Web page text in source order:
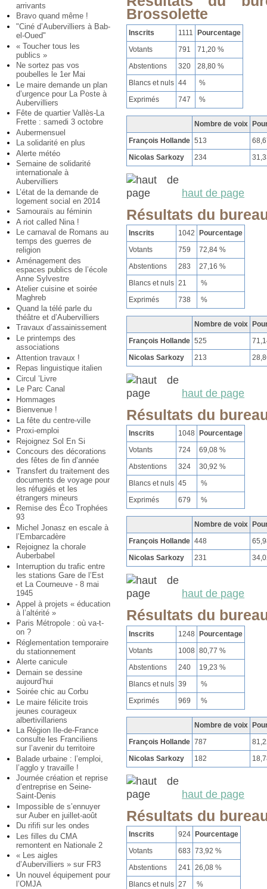
arrivants
Bravo quand même !
"Ciné d’Aubervilliers à Bab-
el-Oued"
« Toucher tous les
publics »
Ne sortez pas vos
poubelles le 1er Mai
Le maire demande un plan
d’urgence pour La Poste à
Aubervilliers
Fête de quartier Vallès-La
Frette : samedi 3 octobre
Aubermensuel
La solidarité en plus
Alerte météo
Semaine de solidarité
internationale à
Aubervilliers
L’état de la demande de
logement social en 2014
Samouraïs au féminin
A riot called Nina !
Le carnaval de Romans au
temps des guerres de
religion
Aménagement des
espaces publics de l’école
Anne Sylvestre
Atelier cuisine et soirée
Maghreb
Quand la télé parle du
théâtre et d’Aubervilliers
Travaux d’assainissement
Le printemps des
associations
Attention travaux !
Repas linguistique italien
Circul ’Livre
Le Parc Canal
Hommages
Bienvenue !
La fête du centre-ville
Proxi-emploi
Rejoignez Sol En Si
Concours des décorations
des fêtes de fin d’année
Transfert du traitement des
documents de voyage pour
les réfugiés et les
étrangers mineurs
Remise des Éco Trophées
93
Michel Jonasz en escale à
l’Embarcadère
Rejoignez la chorale
Auberbabel
Interruption du trafic entre
les stations Gare de l’Est
et La Courneuve - 8 mai
1945
Appel à projets « éducation
à l’altérité »
Paris Métropole : où va-t-
on ?
Réglementation temporaire
du stationnement
Alerte canicule
Demain se dessine
aujourd’hui
Soirée chic au Corbu
Le maire félicite trois
jeunes courageux
albertivillariens
La Région Ile-de-France
consulte les Franciliens
sur l’avenir du territoire
Balade urbaine : l’emploi,
l’agglo y travaille !
Journée création et reprise
d’entreprise en Seine-
Saint-Denis
Impossible de s’ennuyer
sur Auber en juillet-août
Du rififi sur les ondes
Les filles du CMA
remontent en Nationale 2
« Les aigles
d’Aubervilliers » sur FR3
Un nouvel équipement pour
l’OMJA
Brossolette
Inscrits 1111
Pourcentage
Votants
791
71,20 %
Abstentions
320
28,80 %
Blancs et nuls 44
%
Exprimés
747 %
Nombre de voix
François Hollande 513
Nicolas Sarkozy
234
haut de page
Résultats du
Inscrits 1042
Pourcentage
Votants
759
72,84 %
Abstentions
283
27,16 %
Blancs et nuls 21
%
Exprimés
738 %
Nombre de voix
François Hollande 525
Nicolas Sarkozy
213
haut de page
Résultats du
Inscrits 1048
Pourcentage
Votants
724
69,08 %
Abstentions
324
30,92 %
Blancs et nuls 45
%
Exprimés
679 %
Nombre de voix
François Hollande 448
Nicolas Sarkozy
231
haut de page
Résultats du
Inscrits 1248 Pourcentage
Votants
1008 80,77 %
Abstentions
240
19,23 %
Blancs et nuls 39
%
Exprimés
969 %
Nombre de voix
François Hollande 787
Nicolas Sarkozy
182
haut de page
Résultats du
Inscrits 924
Pourcentage
Votants
683 73,92 %
Abstentions
241 26,08 %
Blancs et nuls 27
%